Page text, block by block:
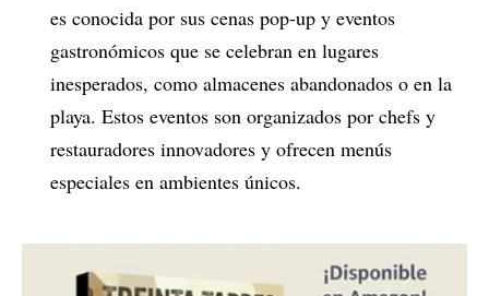
es conocida por sus cenas pop-up y eventos
gastronómicos que se celebran en lugares
inesperados, como almacenes abandonados o en la
playa. Estos eventos son organizados por chefs y
restauradores innovadores y ofrecen menús
especiales en ambientes únicos.